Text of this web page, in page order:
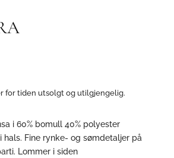
for tiden utsolgt og utilgjengelig.
i 60% bomull 40% polyester
hals. Fine rynke- og sømdetaljer på
Lommer i siden